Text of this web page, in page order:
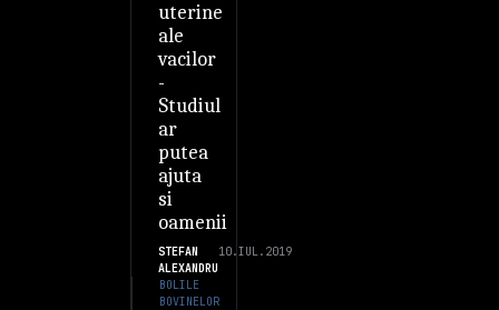
uterine
ale
vacilor
-
Studiul
ar
putea
ajuta
si
oamenii
STEFAN
ALEXANDRU
10.IUL.2019
BOLILE
BOVINELOR